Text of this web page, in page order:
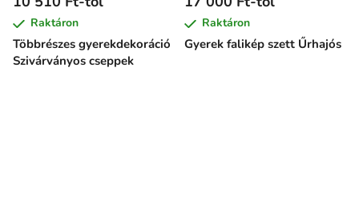
Többrészes gyerekdekoráció
Szivárványos cseppek
Raktáron
Gyerek falikép szett Űrhajós
Raktáron